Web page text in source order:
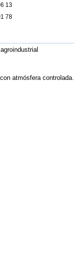
13
78
atmósfera controlada.